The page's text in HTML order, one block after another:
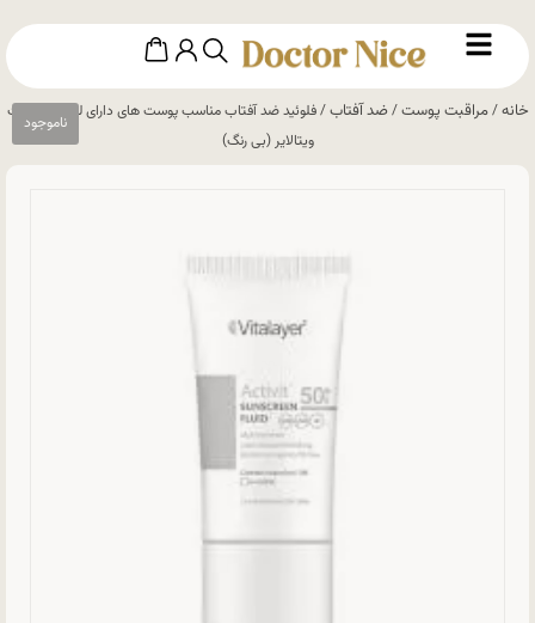
خانه/مراقبت پوست/ضد آفتاب/ فلوئید ضد آفتاب مناسب پوست های دارای لک وایت ویت
ویتالایر (بی رنگ)